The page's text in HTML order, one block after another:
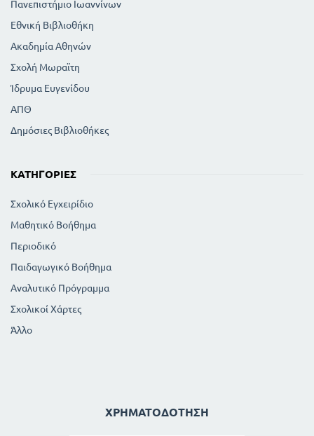
Πανεπιστήμιο Ιωαννίνων
Εθνική Βιβλιοθήκη
Ακαδημία Αθηνών
Σχολή Μωραϊτη
Ίδρυμα Ευγενίδου
ΑΠΘ
Δημόσιες Βιβλιοθήκες
ΚΑΤΗΓΟΡΊΕΣ
Σχολικό Εγχειρίδιο
Μαθητικό Βοήθημα
Περιοδικό
Παιδαγωγικό Βοήθημα
Αναλυτικό Πρόγραμμα
Σχολικοί Χάρτες
Άλλο
ΧΡΗΜΑΤΟΔΌΤΗΣΗ